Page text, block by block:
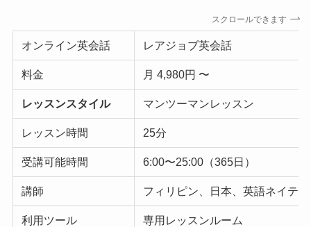
スクロールできます
オンライン英会話 レアジョブ英会話
料金 月 4,980円 〜
レッスンスタイル マンツーマンレッスン
レッスン時間 25分
受講可能時間 6:00〜25:00（365日）
講師 フィリピン、日本、英語ネイテ
利用ツール
専用レッスンルーム